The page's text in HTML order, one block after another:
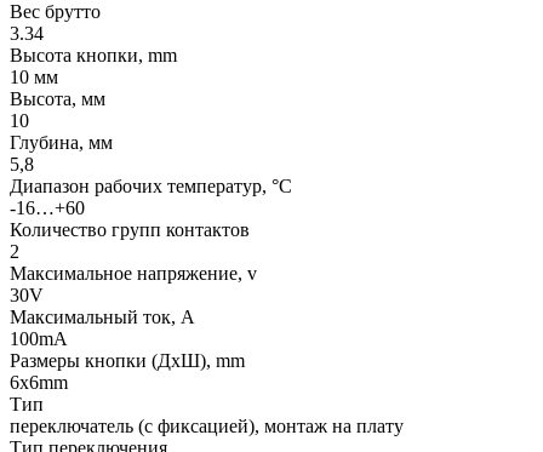
Вес брутто
3.34
Высота кнопки, mm
10 мм
Высота, мм
10
Глубина, мм
5,8
Диапазон рабочих температур, °C
-16…+60
Количество групп контактов
2
Максимальное напряжение, v
30V
Максимальный ток, А
100mA
Размеры кнопки (ДxШ), mm
6x6mm
Тип
переключатель (с фиксацией), монтаж на плату